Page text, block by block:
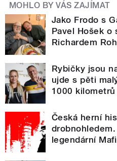
MOHLO BY VÁS ZAJÍMAT
Jako Frodo s
Pavel Hošek o
Richardem
Rybičky jsou
ujde s pěti
1000 kilometrů
Česká herní
legendární